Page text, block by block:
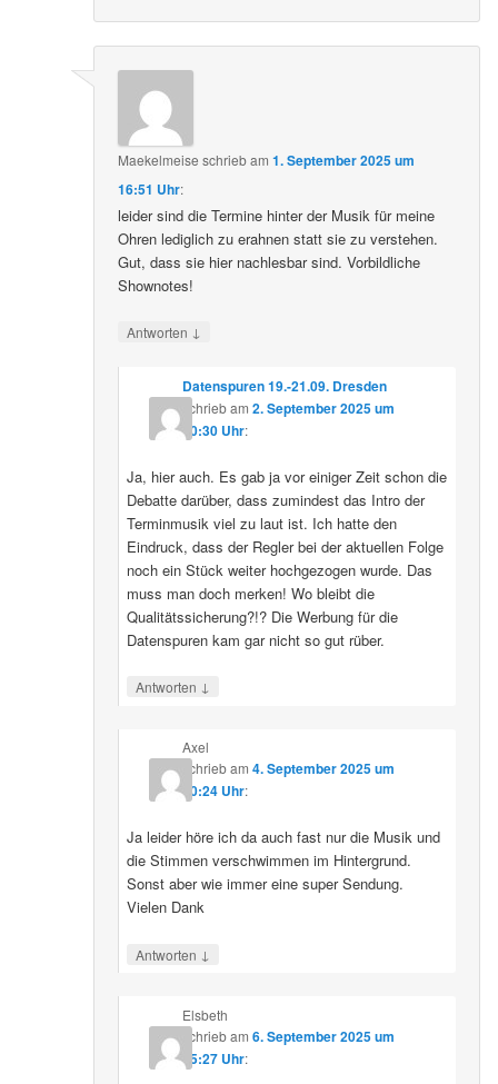
Maekelmeise schriebam1. September 2025 um
16:51 Uhr:
leider sind die Termine hinter der Musik für meine
Ohren lediglich zu erahnen statt sie zu verstehen.
Gut, dass sie hier nachlesbar sind. Vorbildliche
Shownotes!
Antworten ↓
Datenspuren 19.-21.09. Dresden
schriebam 2. September 2025 um
10:30 Uhr:
Ja, hier auch. Es gab ja vor einiger Zeit schon die
Debatte darüber, dass zumindest das Intro der
Terminmusik viel zu laut ist. Ich hatte den
Eindruck, dass der Regler bei der aktuellen Folge
noch ein Stück weiter hochgezogen wurde. Das
muss man doch merken! Wo bleibt die
Qualitätssicherung?!? Die Werbung für die
Datenspuren kam gar nicht so gut rüber.
Antworten ↓
Axel
schriebam 4. September 2025 um
10:24 Uhr:
Ja leider höre ich da auch fast nur die Musik und
die Stimmen verschwimmen im Hintergrund.
Sonst aber wie immer eine super Sendung.
Vielen Dank
Antworten ↓
Elsbeth
schriebam 6. September 2025 um
15:27 Uhr: